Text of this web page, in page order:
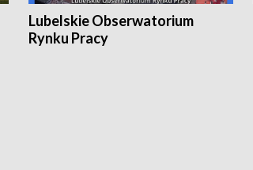
Lubelskie Obserwatorium
Rynku Pracy